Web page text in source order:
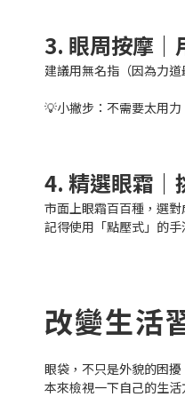
3. 眼周按摩｜
建議用無名指（因為力
💡小撇步：不需要太用
4. 精選眼霜｜
市面上眼霜百百種，選
記得使用「點壓式」的
改變生活
眼袋，不只是外貌的困
本來檢視一下自己的生